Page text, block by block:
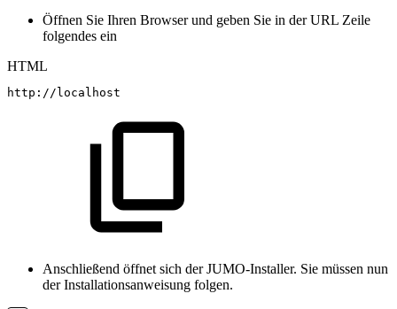
Öffnen Sie Ihren Browser und geben Sie in der URL Zeile
folgendes ein
HTML
http://localhost
Anschließend öffnet sich der JUMO-Installer. Sie müssen nun
der Installationsanweisung folgen.